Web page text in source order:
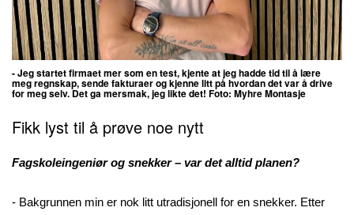
- Jeg startet firmaet mer som en test, kjente at jeg hadde tid til å lære
meg regnskap, sende fakturaer og kjenne litt på hvordan det var å drive
for meg selv. Det ga mersmak, jeg likte det! Foto: Myhre Montasje
Fikk lyst til å prøve noe nytt
Fagskoleingeniør og snekker – var det alltid planen?
- Bakgrunnen min er nok litt utradisjonell for en snekker. Etter